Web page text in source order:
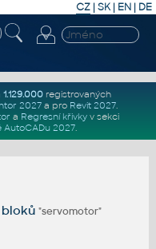
CZ | SK| EN | DE
1.129.000registrovaných
2027a pro Revit 2027.
a Regresní křivkyv sekci
AutoCADu 2027.
bloků"servomotor"